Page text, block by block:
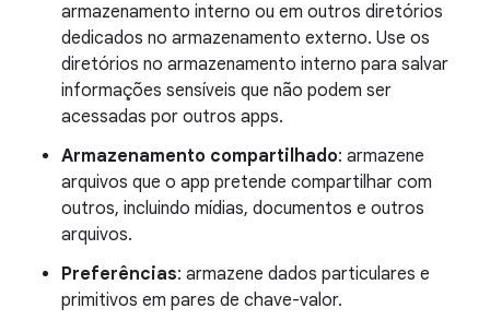
armazenamento interno ou em outros diretórios
dedicados no armazenamento externo. Use os
diretórios no armazenamento interno para salvar
informações sensíveis que não podem ser
acessadas por outros apps.
Armazenamento compartilhado: armazene
arquivos que o app pretende compartilhar com
outros, incluindo mídias, documentos e outros
arquivos.
Preferências: armazene dados particulares e
primitivos em pares de chave-valor.